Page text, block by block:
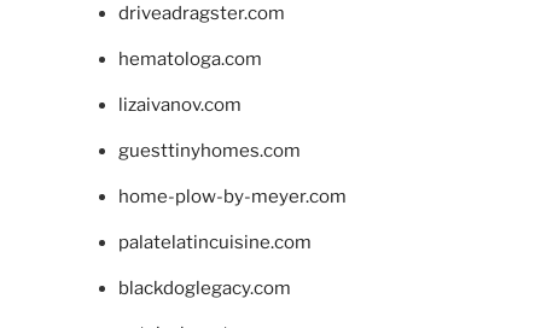
driveadragster.com
hematologa.com
lizaivanov.com
guesttinyhomes.com
home-plow-by-meyer.com
palatelatincuisine.com
blackdoglegacy.com